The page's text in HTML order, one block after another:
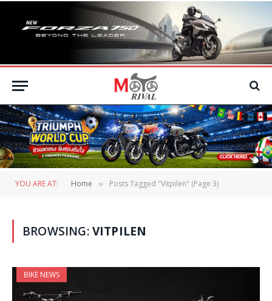
YOU ARE AT: Home » Posts Tagged "Vitpilen" (Page 3)
BROWSING:VITPILEN
BIKE NEWS